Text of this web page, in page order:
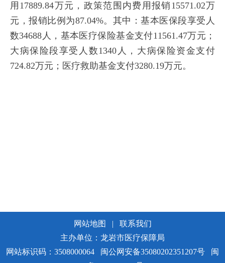
用17889.84万元，政策范围内费用报销15571.02万
元，报销比例为87.04%。其中：基本医保段享受人
数34688人，基本医疗保险基金支付11561.47万元；
大病保险段享受人数1340人，大病保险资金支付
724.82万元；医疗救助基金支付3280.19万元。
网站地图 |
联系我们
主办单位：龙岩市医疗保障局
网站标识码：3508000064
闽公网安备35080202351207号
闽